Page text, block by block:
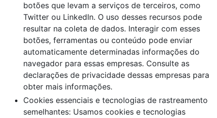
botões que levam a serviços de terceiros, como
Twitter ou LinkedIn. O uso desses recursos pode
resultar na coleta de dados. Interagir com esses
botões, ferramentas ou conteúdo pode enviar
automaticamente determinadas informações do
navegador para essas empresas. Consulte as
declarações de privacidade dessas empresas para
obter mais informações.
Cookies essenciais e tecnologias de rastreamento
semelhantes: Usamos cookies e tecnologias